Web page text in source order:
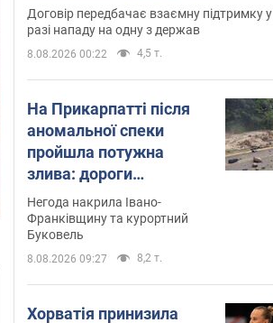
Договір передбачає взаємну підтримку у
разі нападу на одну з держав
8.08.2026 00:22 4,5 т.
На Прикарпатті після
аномальної спеки
пройшла потужна
злива: дороги
перетворились на
річки. Відео
Негода накрила Івано-
Франківщину та курортний
Буковель
8.08.2026 09:27 8,2 т.
Хорватія принизила